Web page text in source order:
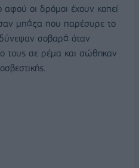
αφού οι δρόμοι έχουν κοπεί
μπάζα που παρέσυρε το
σοβαρά όταν
τους σε ρέμα και σώθηκαν